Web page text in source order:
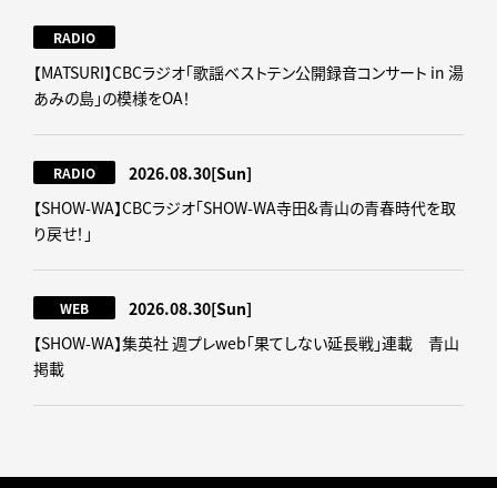
RADIO
【MATSURI】CBCラジオ「歌謡ベストテン公開録音コンサート in 湯
あみの島」の模様をOA！
RADIO 2026.08.30[Sun]
【SHOW-WA】CBCラジオ｢SHOW-WA寺田&青山の青春時代を取
り戻せ！｣
WEB 2026.08.30[Sun]
【SHOW-WA】集英社 週プレweb｢果てしない延長戦｣連載 青山
掲載